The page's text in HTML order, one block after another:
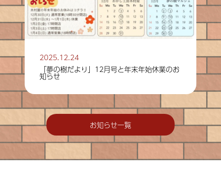
2025.12.24
「夢の樹だより」12月号と年末年始休業のお
知らせ
お知らせ一覧